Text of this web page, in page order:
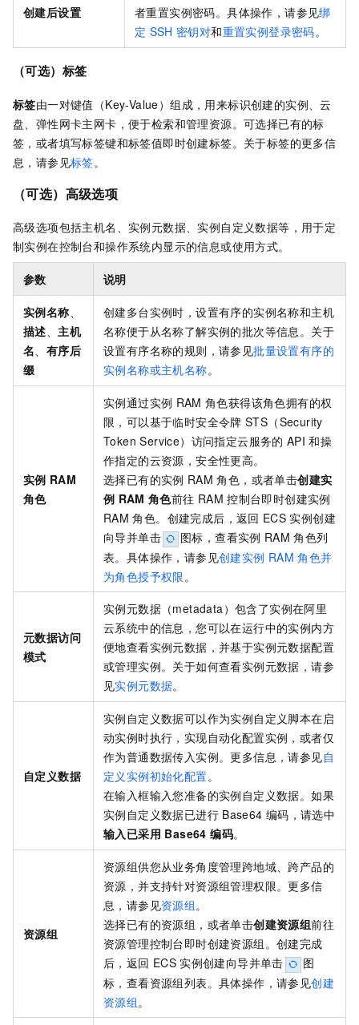
创建后设置
者重置实例密码。具体操作，请参见绑
定 SSH 密钥对和重置实例登录密码。
（可选）标签
标签由一对键值（Key-Value）组成，用来标识创建的实例、云
盘、弹性网卡主网卡，便于检索和管理资源。可选择已有的标
签，或者填写标签键和标签值即时创建标签。关于标签的更多信
息，请参见标签。
（可选）高级选项
高级选项包括主机名、实例元数据、实例自定义数据等，用于定
制实例在控制台和操作系统内显示的信息或使用方式。
参数 说明
实例名称、
描述、主机
名、 有序后
缀
创建多台实例时，设置有序的实例名称和主机
名称便于从名称了解实例的批次等信息。关于
设置有序名称的规则，请参见批量设置有序的
实例名称或主机名称。
实例 RAM
角色
实例通过实例 RAM 角色获得该角色拥有的权
限，可以基于临时安全令牌 STS（Security
Token Service）访问指定云服务的 API 和操
作指定的云资源，安全性更高。
选择已有的实例 RAM 角色，或者单击创建实
例 RAM 角色前往 RAM 控制台即时创建实例
RAM 角色。创建完成后，返回 ECS 实例创建
向导并单击
图标，查看实例 RAM 角色列
表。具体操作，请参见创建实例 RAM 角色并
为角色授予权限 。
元数据访问
模式
实例元数据（metadata）包含了实例在阿里
云系统中的信息，您可以在运行中的实例内方
便地查看实例元数据，并基于实例元数据配置
或管理实例。关于如何查看实例元数据，请参
见实例元数据。
自定义数据
实例自定义数据可以作为实例自定义脚本在启
动实例时执行，实现自动化配置实例，或者仅
作为普通数据传入实例。更多信息，请参见自
定义实例初始化配置。
在输入框输入您准备的实例自定义数据。如果
实例自定义数据已进行 Base64 编码，请选中
输入已采用 Base64 编码。
资源组
资源组供您从业务角度管理跨地域、跨产品的
资源，并支持针对资源组管理权限。更多信
息，请参见资源组。
选择已有的资源组，或者单击创建资源组前往
资源管理控制台即时创建资源组。创建完成
后，返回 ECS 实例创建向导并单击
图
标，查看资源组列表。具体操作，请参见创建
资源组 。